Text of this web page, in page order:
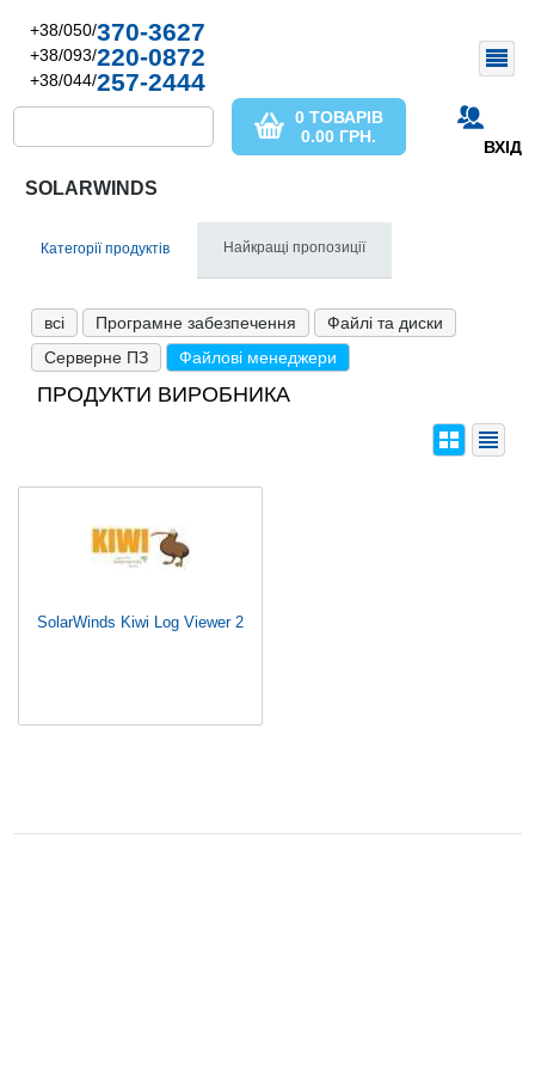
+38/050/370-3627
+38/093/220-0872
+38/044/257-2444
ВХІД
0 ТОВАРІВ
0.00 ГРН.
SOLARWINDS
Категорії продуктів Найкращі пропозиції
всі Програмне забезпечення
Файлі та диски
Серверне ПЗ
Файлові менеджери
ПРОДУКТИ ВИРОБНИКА
SolarWinds Kiwi Log Viewer 2